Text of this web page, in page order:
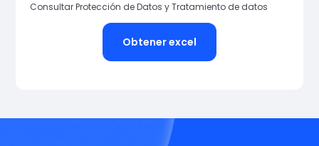
ConsultarProtección de Datos yTratamiento de datos